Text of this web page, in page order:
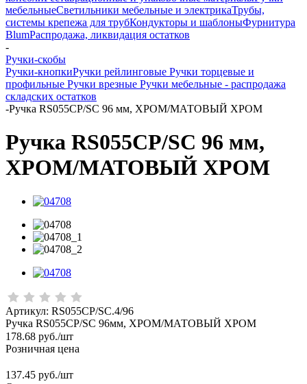
мебельныеСветильники мебельные и электрикаТрубы,
системы крепежа для трубКондукторы и шаблоныФурнитура
BlumРаспродажа, ликвидация остатков
-
Ручки-скобы
Ручки-кнопкиРучки рейлинговые Ручки торцевые и
профильные Ручки врезные Ручки мебельные - распродажа
складских остатков
-Ручка RS055CP/SC 96 мм, ХРОМ/МАТОВЫЙ ХРОМ
Ручка RS055CP/SC 96 мм,
ХРОМ/МАТОВЫЙ ХРОМ
Артикул: RS055CP/SC.4/96
Ручка RS055CP/SC 96мм, ХРОМ/МАТОВЫЙ ХРОМ
178.68 руб./шт
Розничная цена
137.45 руб./шт